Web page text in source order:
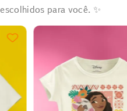
para você. ✨